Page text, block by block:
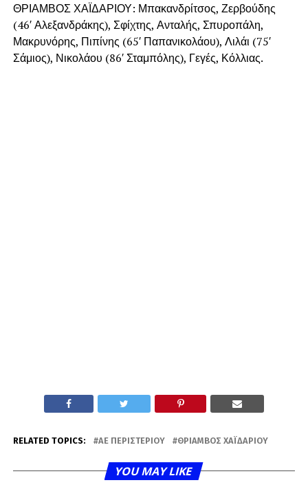
ΘΡΙΑΜΒΟΣ ΧΑΪΔΑΡΙΟΥ: Μπακανδρίτσος, Ζερβούδης
(46′ Αλεξανδράκης), Σφίχτης, Ανταλής, Σπυροπάλη,
Μακρυνόρης, Πιπίνης (65′ Παπανικολάου), Λιλάι (75′
Σάμιος), Νικολάου (86′ Σταμπόλης), Γεγές, Κόλλιας.
RELATED TOPICS: ΑΕ ΠΕΡΙΣΤΕΡΊΟΥ ΘΡΊΑΜΒΟΣ ΧΑΪΔΑΡΊΟΥ
YOU MAY LIKE